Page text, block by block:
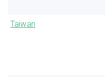
Taiwan